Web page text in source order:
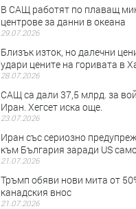
В САЩ работят по плаващ
центрове за данни в океана
29.07.2026
Близък изток, но далечни
удари цените на горивата в
28.07.2026
САЩ са дали 37,5 млрд. за
Иран. Хегсет иска още.
23.07.2026
Иран със сериозно
към България заради US
21.07.2026
Тръмп обяви нови мита от
канадския внос
21.07.2026